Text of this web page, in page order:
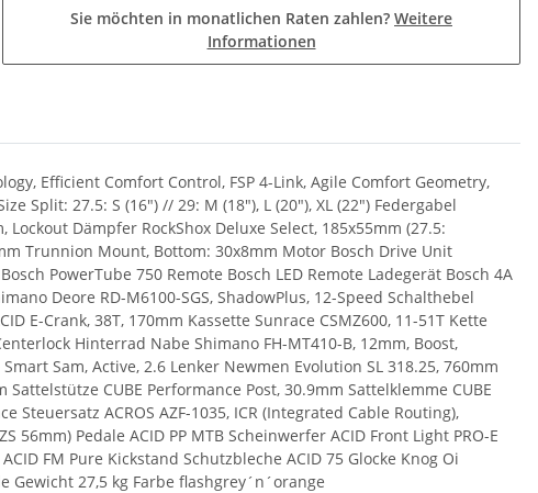
Sie möchten in monatlichen Raten zahlen? Weitere
Informationen
Efficient Comfort Control, FSP 4-Link, Agile Comfort Geometry,
Split: 27.5: S (16") // 29: M (18"), L (20"), XL (22") Federgabel
Dämpfer RockShox Deluxe Select, 185x55mm (27.5:
Trunnion Mount, Bottom: 30x8mm Motor Bosch Drive Unit
PowerTube 750 Remote Bosch LED Remote Ladegerät Bosch 4A
Deore RD-M6100-SGS, ShadowPlus, 12-Speed Schalthebel
E-Crank, 38T, 170mm Kassette Sunrace CSMZ600, 11-51T Kette
Hinterrad Nabe Shimano FH-MT410-B, 12mm, Boost,
Sam, Active, 2.6 Lenker Newmen Evolution SL 318.25, 760mm
CUBE Performance Post, 30.9mm Sattelklemme CUBE
ACROS AZF-1035, ICR (Integrated Cable Routing),
56mm) Pedale ACID PP MTB Scheinwerfer ACID Front Light PRO-E
FM Pure Kickstand Schutzbleche ACID 75 Glocke Knog Oi
Gewicht 27,5 kg Farbe flashgrey´n´orange